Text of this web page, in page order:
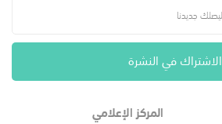
الاشتراك في النشرة
المركز الإعلامي